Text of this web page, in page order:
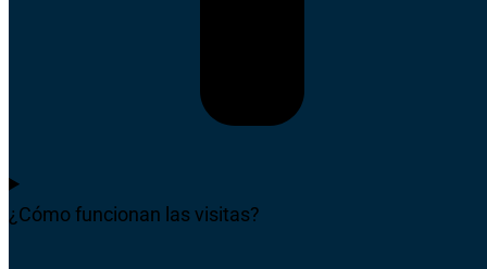
¿Cómo funcionan las visitas?